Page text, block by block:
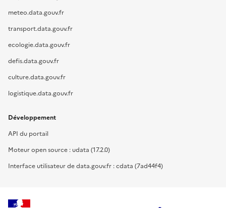
meteo.data.gouv.fr
transport.data.gouv.fr
ecologie.data.gouv.fr
defis.data.gouv.fr
culture.data.gouv.fr
logistique.data.gouv.fr
Développement
API du portail
Moteur open source : udata (17.2.0)
Interface utilisateur de data.gouv.fr : cdata (7ad44f4)